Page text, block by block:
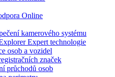
Online
kamerového systému
Expert technologie
osob a vozidel
značek
průchodů osob